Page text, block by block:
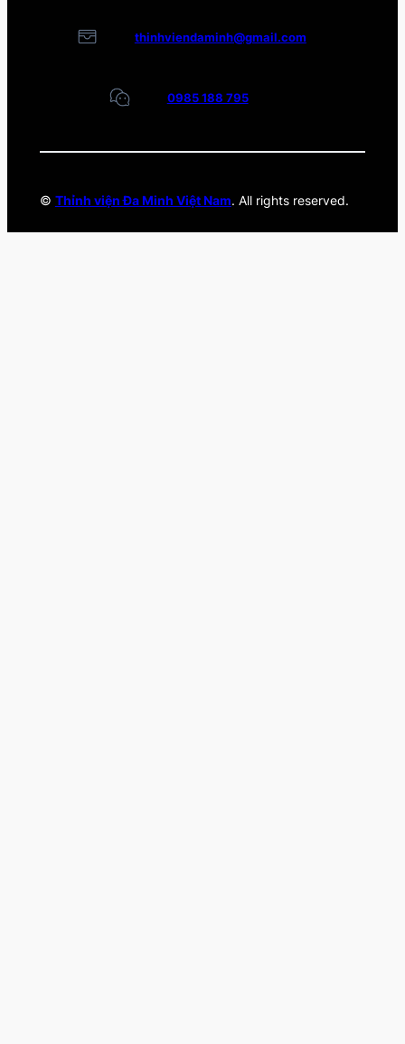
thinhviendaminh@gmail.com
0985 188 795
© Thỉnh viện Đa Minh Việt Nam. All rights reserved.